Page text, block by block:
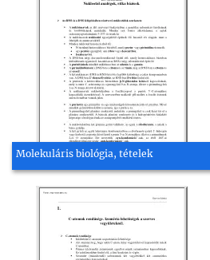
Molekuláris biológia, tételek